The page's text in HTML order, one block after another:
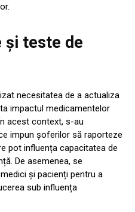
și teste de
necesitatea de a actualiza
impactul medicamentelor
acest context, s-au
impun șoferilor să raporteze
pot influența capacitatea de
De asemenea, se
și pacienți pentru a
sub influența